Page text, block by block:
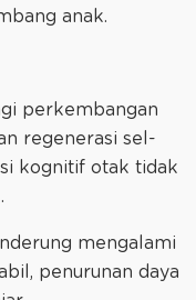
anak.
perkembangan
regenerasi sel-
kognitif otak tidak
mengalami
penurunan daya